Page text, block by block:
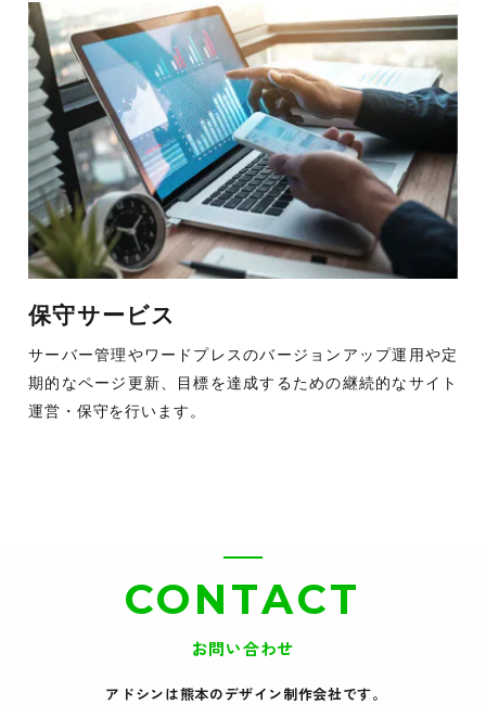
保守サービス
サーバー管理やワードプレスのバージョンアップ運用や定
期的なページ更新、目標を達成するための継続的なサイト
運営・保守を行います。
CONTACT
お問い合わせ
アドシンは熊本のデザイン制作会社です｡